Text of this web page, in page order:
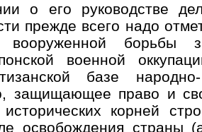
о его руководстве
прежде всего надо
вооруженной борьбы
военной
базе
защищающее право и
корней
освобождения страны